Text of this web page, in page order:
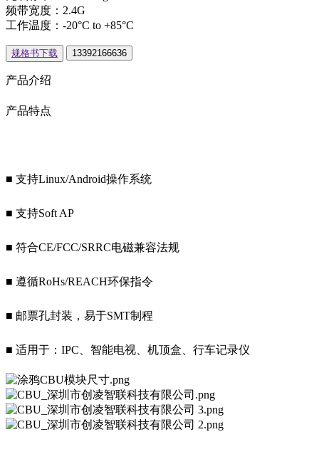
频带宽度：2.4G
工作温度：-20°C to +85°C
规格书下载 13392166636
产品介绍
产品特点
■ 支持Linux/Android操作系统
■ 支持Soft AP
■ 符合CE/FCC/SRRC电磁兼容法规
■ 遵循RoHs/REACH环保指令
■ 邮票孔封装，易于SMT制程
■ 适用于：IPC、智能电视、机顶盒、行车记录仪